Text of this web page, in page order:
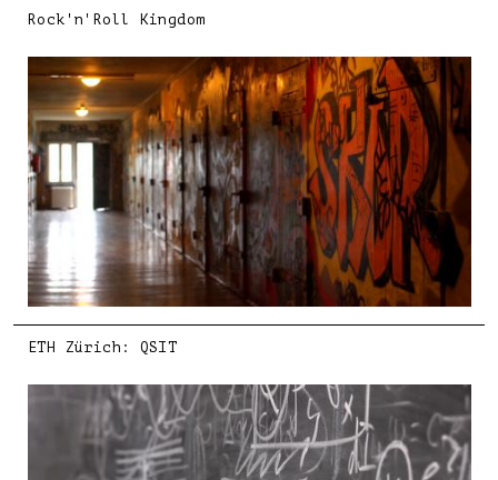
Rock'n'Roll Kingdom
ETH Zürich: QSIT